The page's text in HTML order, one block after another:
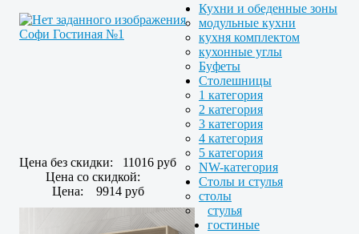
Софи Гостиная №1
Цена без скидки:
11016 руб
Цена со скидкой:
Цена:
9914 руб
Кухни и обеденные зоны
модульные кухни
кухня комплектом
кухонные углы
Буфеты
Столешницы
1 категория
2 категория
3 категория
4 категория
5 категория
NW-категория
Столы и стулья
столы
стулья
гостиные